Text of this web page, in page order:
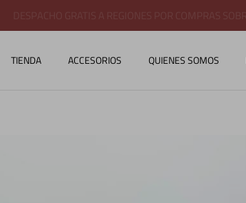
TIENDA ACCESORIOS QUIENES SOMOS